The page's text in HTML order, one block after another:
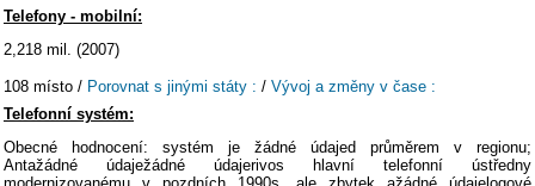
Telefony - mobilní:
2,218 mil. (2007)
108 místo / Porovnat s jinými státy : / Vývoj a změny v čase :
Telefonní systém:
Obecné hodnocení: systém je žádné údajed průměrem v regionu;
Antažádné údaježádné údajerivos hlavní telefonní ústředny